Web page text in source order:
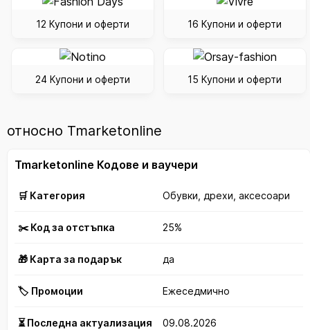
12 Купони и оферти 16 Купони и оферти
24 Купони и оферти 15 Купони и оферти
относно Tmarketonline
Tmarketonline Кодове и ваучери
🛒 Категория Обувки, дрехи, аксесоари
✂️ Код за отстъпка 25%
🎁 Карта за подарък да
🏷️ Промоции Ежеседмично
⏳ Последна актуализация 09.08.2026